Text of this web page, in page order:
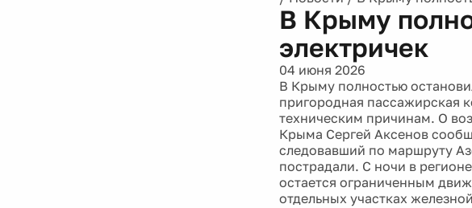
В Крыму
электричек
04 июня 2026
В Крыму полностью
пригородная пассажирская
техническим причинам. О
Крыма Сергей Аксенов
следовавший по маршруту
пострадали. С ночи в
остается ограниченным
отдельных участках